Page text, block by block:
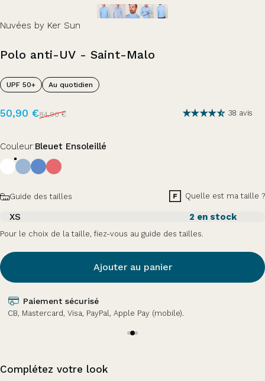
Nuvées by Ker Sun
Polo anti-UV - Saint-Malo
UPF 50+ Au quotidien
Prix promotionnel
50,90 €
Prix habituel
84,90 € 38 avis
Couleur
Couleur:Bleuet Ensoleillé
TailleGuide des tailles Quelle est ma taille ?
XS 2 en stock
Pour le choix de la taille, fiez-vous au guide des tailles.
Ajouter au panier
Paiement sécurisé
CB, Mastercard, Visa, PayPal, Apple Pay (mobile).
Complétez votre look